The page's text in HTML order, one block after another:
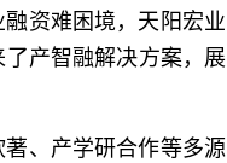
资难困境，天阳宏业
产智融解决方案，展
、产学研合作等多源